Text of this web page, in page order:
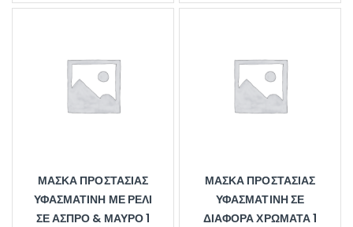
ΜΆΣΚΑ ΠΡΟΣΤΑΣΊΑΣ
ΥΦΑΣΜΆΤΙΝΗ ΜΕ ΡΈΛΙ
ΣΕ ΆΣΠΡΟ & ΜΑΎΡΟ 1
ΜΆΣΚΑ ΠΡΟΣΤΑΣΊΑΣ
ΥΦΑΣΜΆΤΙΝΗ ΣΕ
ΔΙΆΦΟΡΑ ΧΡΏΜΑΤΑ 1